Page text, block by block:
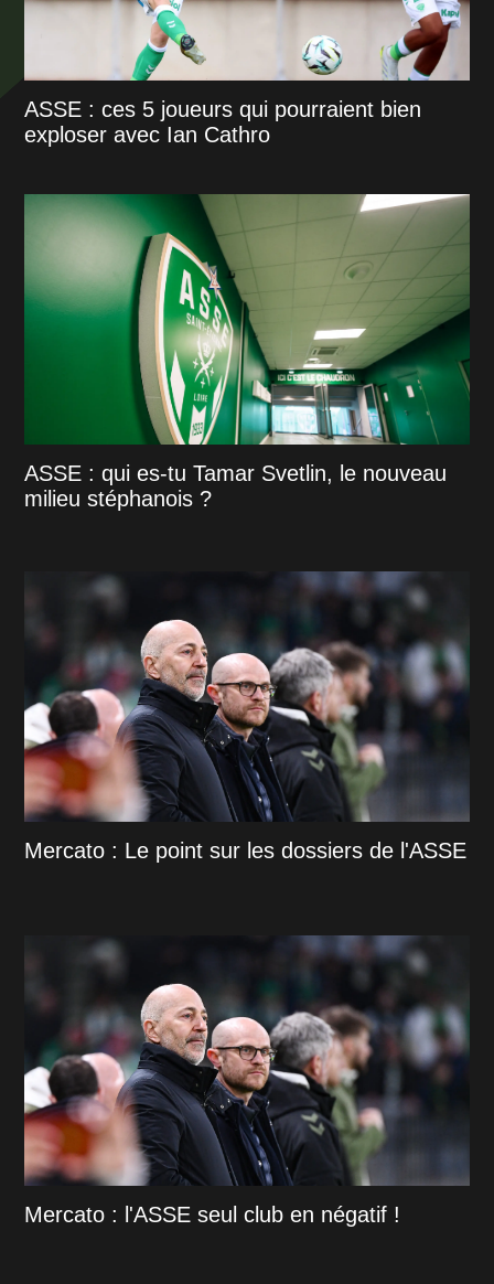
ASSE : ces 5 joueurs qui pourraient bien
exploser avec Ian Cathro
ASSE : qui es-tu Tamar Svetlin, le nouveau
milieu stéphanois ?
Mercato : Le point sur les dossiers de l'ASSE
Mercato : l'ASSE seul club en négatif !